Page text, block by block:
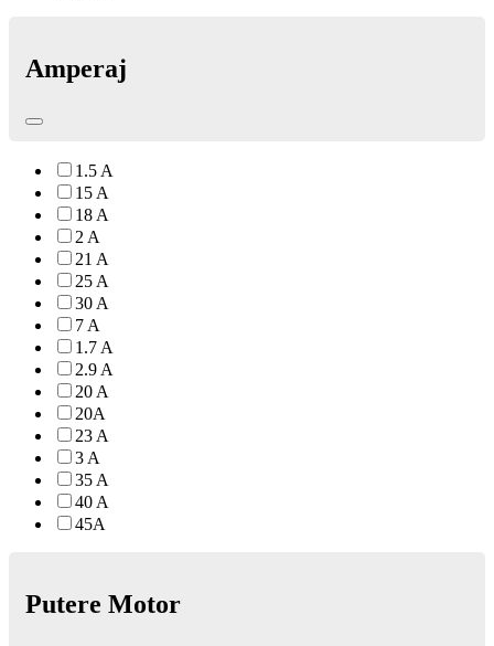
Amperaj
1.5 A
15 A
18 A
2 A
21 A
25 A
30 A
7 A
1.7 A
2.9 A
20 A
20A
23 A
3 A
35 A
40 A
45A
Putere Motor